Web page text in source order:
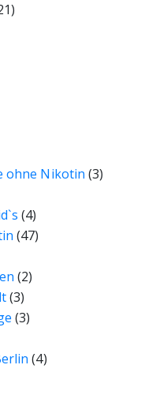
ohne Nikotin (3)
(4)
(47)
(2)
(3)
(3)
(4)